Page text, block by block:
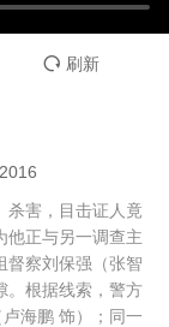
 刷新
2016
杀害，目击证人竟
他正与另一调查主
督察刘保强（张智
。根据线索，警方
海鹏 饰）；同一